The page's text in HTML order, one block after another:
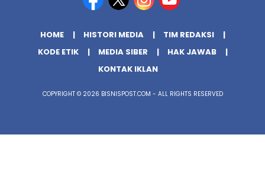
HOME HISTORI MEDIA
TIM REDAKSI
KODE ETIK
MEDIA SIBER
HAK JAWAB
KONTAK IKLAN
COPYRIGHT © 2026 BISNISPOST.COM - ALL RIGHTS RESERVED